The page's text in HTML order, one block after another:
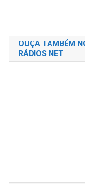
OUÇA TAMBÉM
RÁDIOS NET